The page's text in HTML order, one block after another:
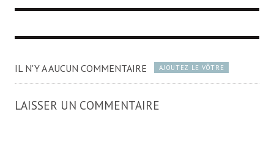
IL N'Y A AUCUN COMMENTAIRE AJOUTEZ LE VÔTRE
LAISSER UN COMMENTAIRE